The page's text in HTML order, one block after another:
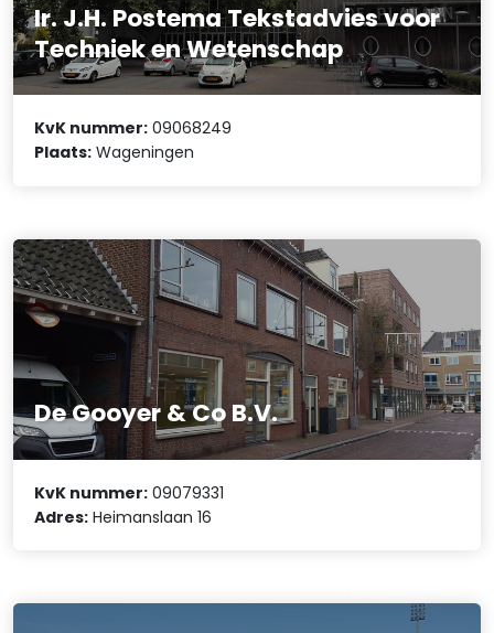
Ir. J.H. Postema Tekstadvies voor
Techniek en Wetenschap
KvK nummer: 09068249
Plaats: Wageningen
De Gooyer & Co B.V.
KvK nummer: 09079331
Adres: Heimanslaan 16